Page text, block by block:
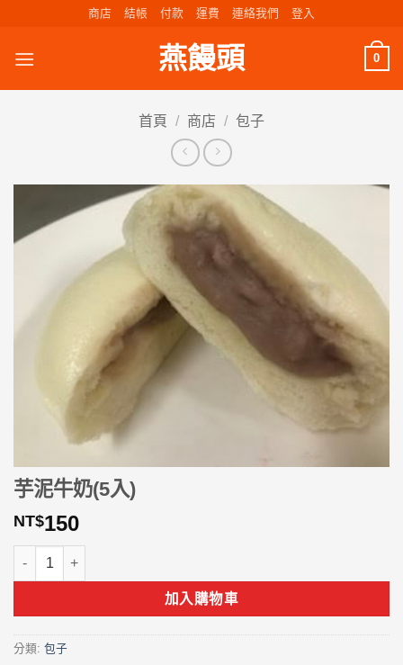
content
商店 結帳 付款 運費 連絡我們 登入
燕饅頭 0
首頁 / 商店 / 包子
芋泥牛奶(5入)
NT$150
芋泥牛奶(5入) 數量
加入購物車
分類: 包子